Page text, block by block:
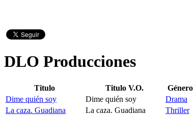
DLO Producciones
Titulo Titulo V.O. Género
Dime quién soy
Dime quién soy Drama
La caza. Guadiana
La caza. Guadiana Thriller